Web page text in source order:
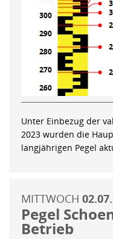
Unter Einbezug der
2023 wurden die
langjährigen Pegel
MITTWOCH
Pegel
Betrieb